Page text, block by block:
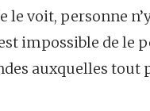
le voit, personne
impossible de le
auxquelles tout